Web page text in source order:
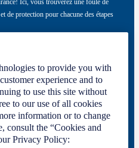
Ici, vous trouverez une foule de
de protection pour chacune des étapes
.
Politique de confidentialité
Nous joindre
to provide you with
experience and to
to use this site without
to our use of all cookies
information or to change
consult the “Cookies and
Privacy Policy: